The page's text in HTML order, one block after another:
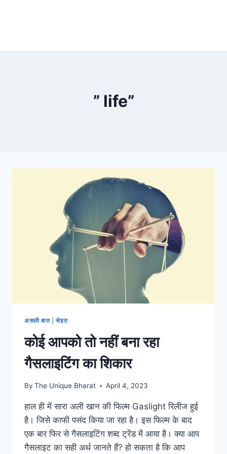
” life”
असली बात|सेहत
कोई आपको तो नहीं बना रहा
गैसलाइटिंग का शिकार
By The Unique Bharat April 4, 2023
हाल ही में सारा अली खान की फिल्म Gaslight रिलीज हुई
है। जिसे काफी पसंद किया जा रहा है। इस फिल्म के बाद
एक बार फिर से गैसलाइटिंग शब्द ट्रेंड में आया है। क्या आप
गैसलाइट का सही अर्थ जानते हैं? हो सकता है कि आप